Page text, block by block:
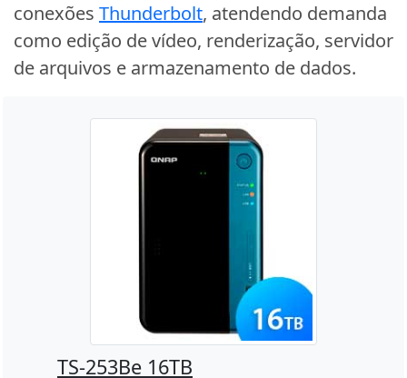
conexões Thunderbolt, atendendo demanda
como edição de vídeo, renderização, servidor
de arquivos e armazenamento de dados.
TS-253Be 16TB